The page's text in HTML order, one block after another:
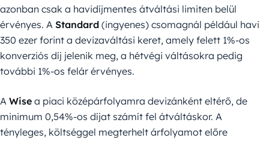
azonban csak a havidíjmentes átváltási limiten belül
érvényes. A Standard (ingyenes) csomagnál például havi
350 ezer forint a devizaváltási keret, amely felett 1%-os
konverziós díj jelenik meg, a hétvégi váltásokra pedig
további 1%-os felár érvényes.
A Wise a piaci középárfolyamra devizánként eltérő, de
minimum 0,54%-os díjat számít fel átváltáskor. A
tényleges, költséggel megterhelt árfolyamot előre